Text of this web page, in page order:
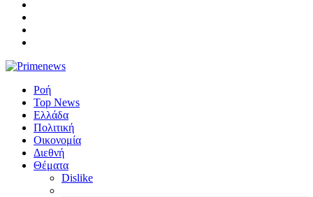
Ροή
Top News
Ελλάδα
Πολιτική
Οικονομία
Διεθνή
Θέματα
Dislike